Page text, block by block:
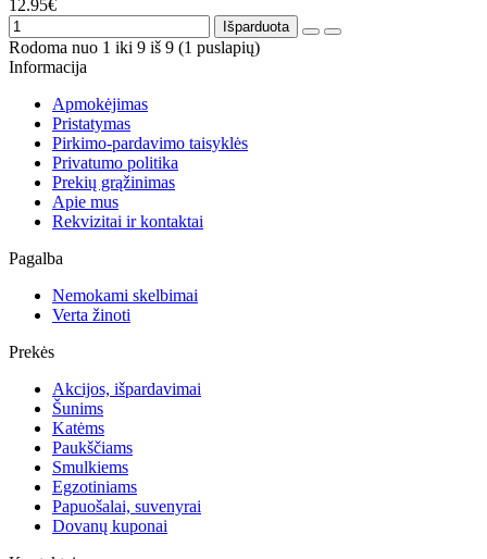
12.95€
Išparduota
Rodoma nuo 1 iki 9 iš 9 (1 puslapių)
Informacija
Apmokėjimas
Pristatymas
Pirkimo-pardavimo taisyklės
Privatumo politika
Prekių grąžinimas
Apie mus
Rekvizitai ir kontaktai
Pagalba
Nemokami skelbimai
Verta žinoti
Prekės
Akcijos, išpardavimai
Šunims
Katėms
Paukščiams
Smulkiems
Egzotiniams
Papuošalai, suvenyrai
Dovanų kuponai